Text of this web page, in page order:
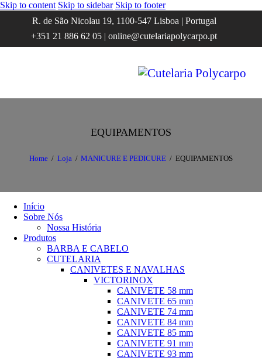
Skip to content Skip to sidebar Skip to footer
R. de São Nicolau 19, 1100-547 Lisboa | Portugal
+351 21 886 62 05 | online@cutelariapolycarpo.pt
EQUIPAMENTOS
Home Loja MANICURE E PEDICURE EQUIPAMENTOS
Início
Sobre Nós
Nossa História
Produtos
BARBA E CABELO
CUTELARIA
CANIVETES E NAVALHAS
VICTORINOX
CANIVETE 58 mm
CANIVETE 65 mm
CANIVETE 74 mm
CANIVETE 84 mm
CANIVETE 85 mm
CANIVETE 91 mm
CANIVETE 93 mm